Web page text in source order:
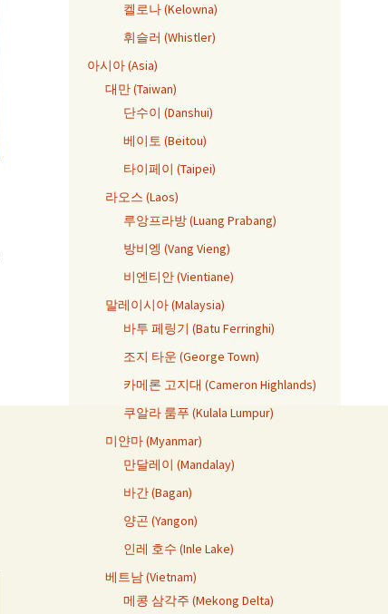
켈로나 (Kelowna)
휘슬러 (Whistler)
아시아 (Asia)
대만 (Taiwan)
단수이 (Danshui)
베이토 (Beitou)
타이페이 (Taipei)
라오스 (Laos)
루앙프라방 (Luang Prabang)
방비엥 (Vang Vieng)
비엔티안 (Vientiane)
말레이시아 (Malaysia)
바투 페링기 (Batu Ferringhi)
조지 타운 (George Town)
카메론 고지대 (Cameron Highlands)
쿠알라 룸푸 (Kulala Lumpur)
미얀마 (Myanmar)
만달레이 (Mandalay)
바간 (Bagan)
양곤 (Yangon)
인레 호수 (Inle Lake)
베트남 (Vietnam)
메콩 삼각주 (Mekong Delta)